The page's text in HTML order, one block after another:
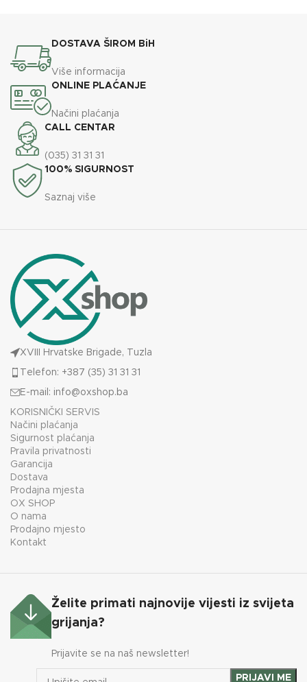
DIMENZIJE
610x670x1110
mm
ENERGETSKA EFIKASNOST
KAPACITET SPREMNIKA
DOSTAVA ŠIROM BiH
Više informacija
ONLINE PLAĆANJE
Načini plaćanja
CALL CENTAR
(035) 31 31 31
100% SIGURNOST
Saznaj više
XVIII Hrvatske Brigade, Tuzla
Telefon: +387 (35) 31 31 31
E-mail: info@oxshop.ba
KORISNIČKI SERVIS
Načini plaćanja
Sigurnost plaćanja
Pravila privatnosti
Garancija
Dostava
Prodajna mjesta
OX SHOP
O nama
Prodajno mjesto
Kontakt
Želite primati najnovije vijesti iz svijeta
grijanja?
Prijavite se na naš newsletter!